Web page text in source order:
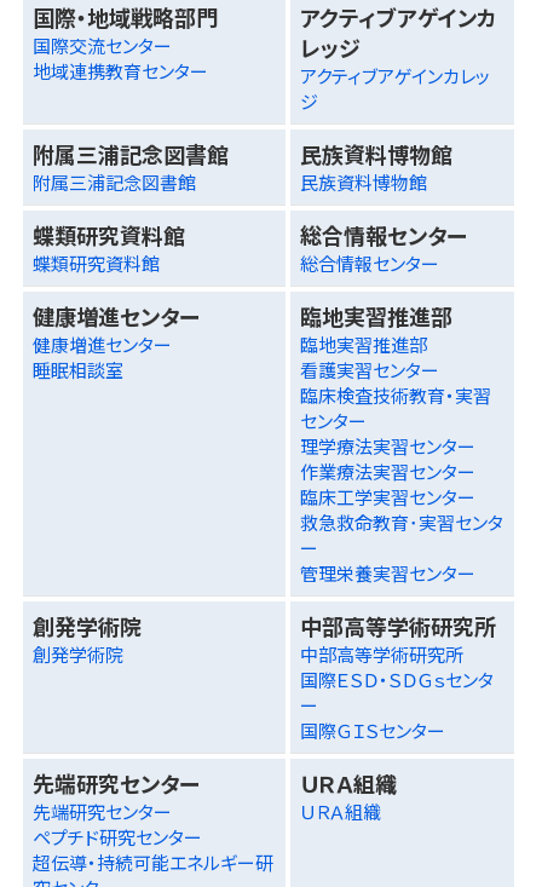
国際・地域戦略部門
国際交流センター
地域連携教育センター
アクティブアゲインカ
レッジ
アクティブアゲインカレッ
ジ
附属三浦記念図書館
附属三浦記念図書館
民族資料博物館
民族資料博物館
蝶類研究資料館
蝶類研究資料館
総合情報センター
総合情報センター
健康増進センター
健康増進センター
睡眠相談室
臨地実習推進部
臨地実習推進部
看護実習センター
臨床検査技術教育・実習
センター
理学療法実習センター
作業療法実習センター
臨床工学実習センター
救急救命教育･実習センタ
ー
管理栄養実習センター
創発学術院
創発学術院
中部高等学術研究所
中部高等学術研究所
国際ＥＳＤ・ＳＤＧｓセンタ
ー
国際ＧＩＳセンター
先端研究センター
先端研究センター
ペプチド研究センター
超伝導・持続可能エネルギー研
ＵＲＡ組織
ＵＲＡ組織